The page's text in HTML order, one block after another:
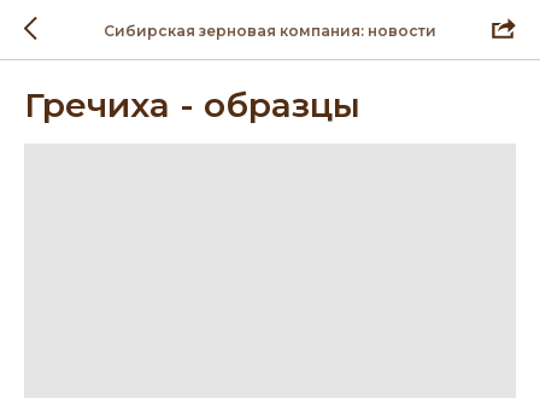
Сибирская зерновая компания: новости
Гречиха - образцы